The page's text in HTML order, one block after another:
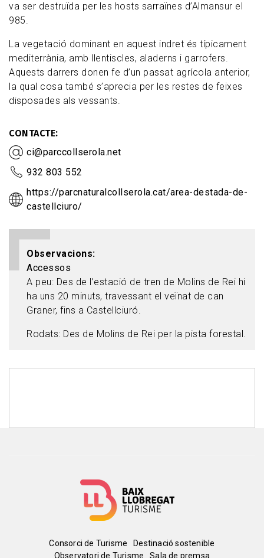
va ser destruïda per les hosts sarraïnes d’Almansur el
985.
La vegetació dominant en aquest indret és típicament
mediterrània, amb llentiscles, aladerns i garrofers.
Aquests darrers donen fe d’un passat agrícola anterior,
la qual cosa també s’aprecia per les restes de feixes
disposades als vessants.
CONTACTE
ci@parccollserola.net
932 803 552
https://parcnaturalcollserola.cat/area-destada-de-
castellciuro/
Observacions
Accessos
A peu: Des de l’estació de tren de Molins de Rei hi
ha uns 20 minuts, travessant el veïnat de can
Graner, fins a Castellciuró.
Rodats: Des de Molins de Rei per la pista forestal.
MenúConsorci de Turisme
Destinació sostenible
Observatori de Turisme
Sala de premsa